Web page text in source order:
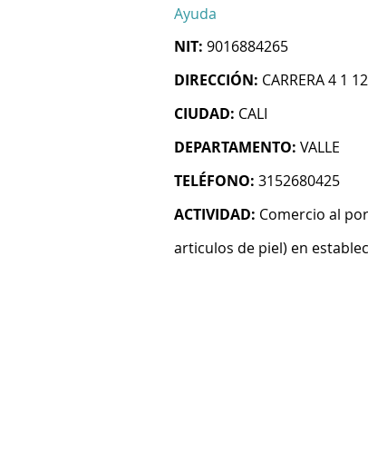
Ayuda
NIT: 9016884265
DIRECCIÓN: CARRERA 4 1
CIUDAD: CALI
DEPARTAMENTO: VALLE
TELÉFONO: 3152680425
ACTIVIDAD: Comercio al
articulos de piel) en